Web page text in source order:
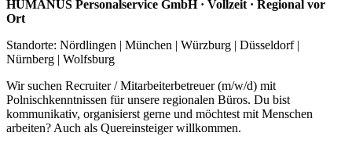
HUMANUS Personalservice GmbH · Vollzeit · Regional vor
Ort
Standorte: Nördlingen | München | Würzburg | Düsseldorf |
Nürnberg | Wolfsburg
Wir suchen Recruiter / Mitarbeiterbetreuer (m/w/d) mit
Polnischkenntnissen für unsere regionalen Büros. Du bist
kommunikativ, organisierst gerne und möchtest mit Menschen
arbeiten? Auch als Quereinsteiger willkommen.